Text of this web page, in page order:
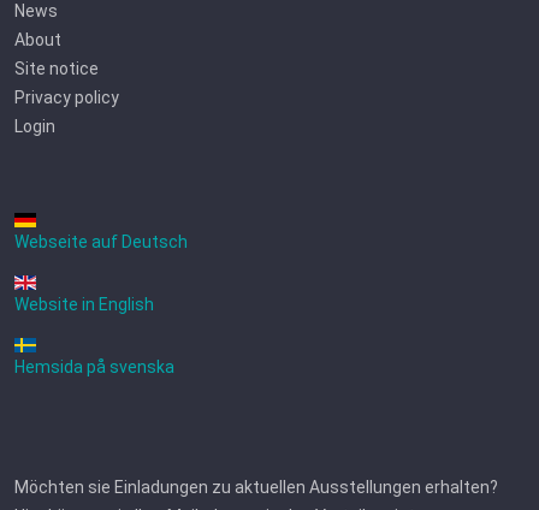
News
About
Site notice
Privacy policy
Login
Webseite auf Deutsch
Website in English
Hemsida på svenska
Möchten sie Einladungen zu aktuellen Ausstellungen erhalten?